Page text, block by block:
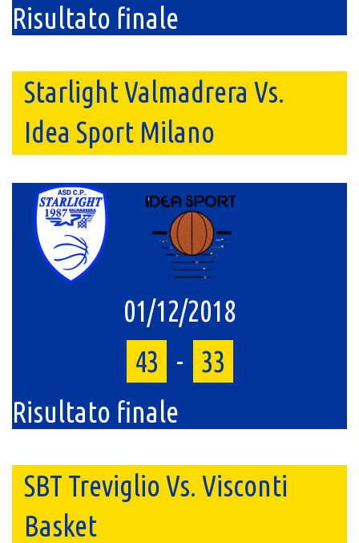
Risultato finale
Starlight Valmadrera Vs.
Idea Sport Milano
01/12/2018
43
- 33
Risultato finale
SBT Treviglio Vs. Visconti
Basket